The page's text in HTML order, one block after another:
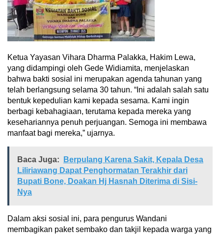
Ketua Yayasan Vihara Dharma Palakka, Hakim Lewa,
yang didampingi oleh Gede Widiamita, menjelaskan
bahwa bakti sosial ini merupakan agenda tahunan yang
telah berlangsung selama 30 tahun. “Ini adalah salah satu
bentuk kepedulian kami kepada sesama. Kami ingin
berbagi kebahagiaan, terutama kepada mereka yang
kesehariannya penuh perjuangan. Semoga ini membawa
manfaat bagi mereka,” ujarnya.
Baca Juga:
Berpulang Karena Sakit, Kepala Desa
Liliriawang Dapat Penghormatan Terakhir dari
Bupati Bone, Doakan Hj Hasnah Diterima di Sisi-
Nya
Dalam aksi sosial ini, para pengurus Wandani
membagikan paket sembako dan takjil kepada warga yang